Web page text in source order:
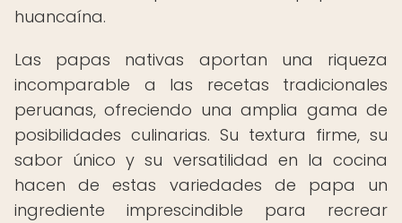
huancaína.
Las papas nativas aportan una riqueza
incomparable a las recetas tradicionales
peruanas, ofreciendo una amplia gama de
posibilidades culinarias. Su textura firme, su
sabor único y su versatilidad en la cocina
hacen de estas variedades de papa un
ingrediente imprescindible para recrear